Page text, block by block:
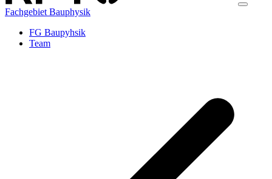
Fachgebiet Bauphysik
FG Baupyhsik
Team